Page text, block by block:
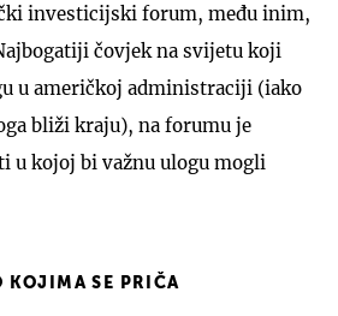
investicijski forum, među inim,
čovjek na svijetu koji
u američkoj administraciji (iako
bliži kraju), na forumu je
u kojoj bi važnu ulogu mogli
KOJIMA SE PRIČA